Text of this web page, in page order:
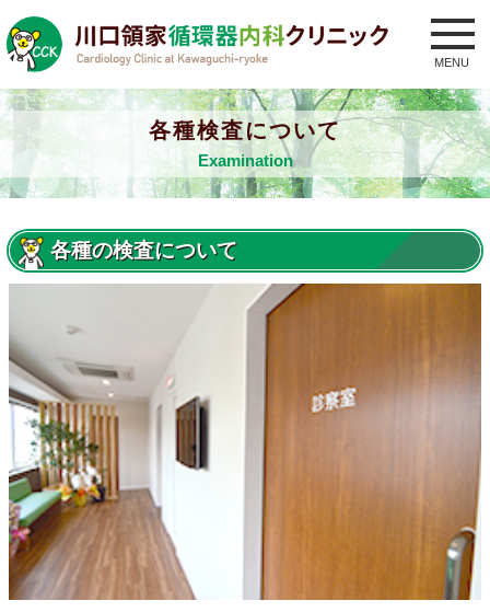
toggle
MENU
各種検査について
Examination
各種の検査について